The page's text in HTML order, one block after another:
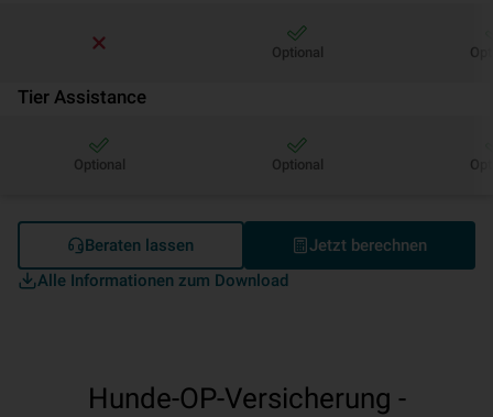
Optional
Tier Assistance
Optional Optional
Alle Informationen zum Download
Beraten lassen Jetzt berechnen
Hunde-OP-Versicherung -